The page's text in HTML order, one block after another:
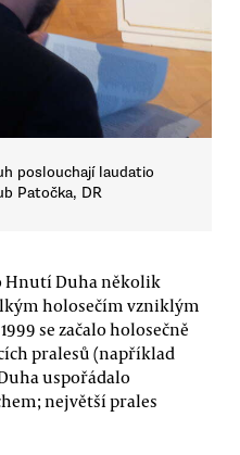
poslouchají laudatio
Patočka, DR
Hnutí Duha několik
holosečím vzniklým
se začalo holosečně
pralesů (například
uspořádalo
největší prales